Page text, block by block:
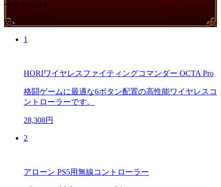
ーラーTOP4
PR
1
HORIワイヤレスファイティングコマンダー OCTA Pro
格闘ゲームに最適な6ボタン配置の高性能ワイヤレスコ
ントローラーです。
28,308円
2
アローン PS5用無線コントローラー